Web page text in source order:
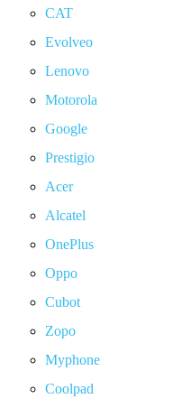
CAT
Evolveo
Lenovo
Motorola
Google
Prestigio
Acer
Alcatel
OnePlus
Oppo
Cubot
Zopo
Myphone
Coolpad